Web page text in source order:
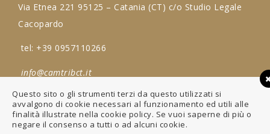
Via Etnea 221 95125 – Catania (CT) c/o Studio Legale
Cacopardo
tel: +39 0957110266
info@camtribct.it
Questo sito o gli strumenti terzi da questo utilizzati si
avvalgono di cookie necessari al funzionamento ed utili alle
finalità illustrate nella cookie policy. Se vuoi saperne di più o
negare il consenso a tutti o ad alcuni cookie.